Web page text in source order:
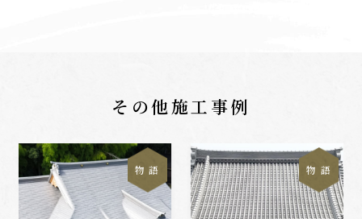
その他施工事例
物 語 物 語